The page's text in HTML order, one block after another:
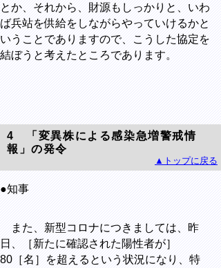
とか、それから、財源もしっかりと、いわ
ば兵站を供給をしながらやっていけるかと
いうことでありますので、こうした協定を
結ぼうと考えたところであります。
4
「変異株による感染急増警戒情
報」の発令
▲トップに戻る
●知事
また、新型コロナにつきましては、昨
日、［新たに確認された陽性者が］
80 ［名］を超えるという状況になり、特